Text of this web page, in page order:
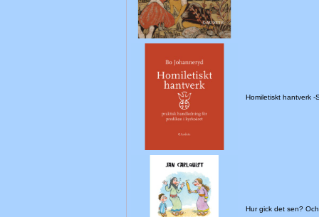
Homiletiskt hantverk -
Hur gick det sen?